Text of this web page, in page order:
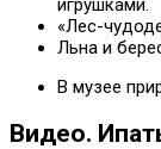
игрушками.
«Лес-
Льна и
В музее
Видео.